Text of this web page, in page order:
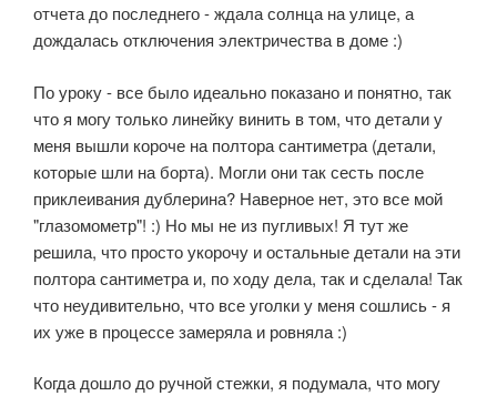
отчета до последнего - ждала солнца на улице, а
дождалась отключения электричества в доме :)
По уроку - все было идеально показано и понятно, так
что я могу только линейку винить в том, что детали у
меня вышли короче на полтора сантиметра (детали,
которые шли на борта). Могли они так сесть после
приклеивания дублерина? Наверное нет, это все мой
"глазомометр"! :) Но мы не из пугливых! Я тут же
решила, что просто укорочу и остальные детали на эти
полтора сантиметра и, по ходу дела, так и сделала! Так
что неудивительно, что все уголки у меня сошлись - я
их уже в процессе замеряла и ровняла :)
Когда дошло до ручной стежки, я подумала, что могу